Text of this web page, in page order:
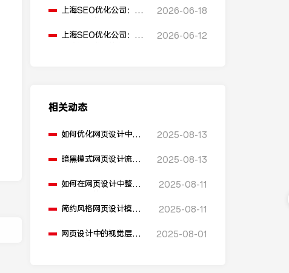
上海SEO优化公司：如
升点击率和SEO效果？
2026-06-18
上海SEO优化公司：有
2026-06-12
相关动态
如何优化网页设计中的
2025-08-13
暗黑模式网页设计流行
2025-08-13
如何在网页设计中整合
2025-08-11
简约风格网页设计模板
2025-08-11
网页设计中的视觉层次
2025-08-01